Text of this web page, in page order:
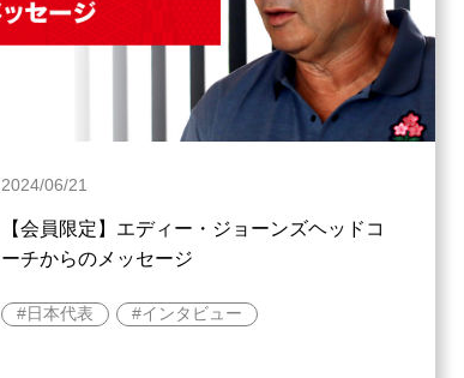
2024/06/21
【会員限定】エディー・ジョーンズヘッドコ
ーチからのメッセージ
日本代表 インタビュー